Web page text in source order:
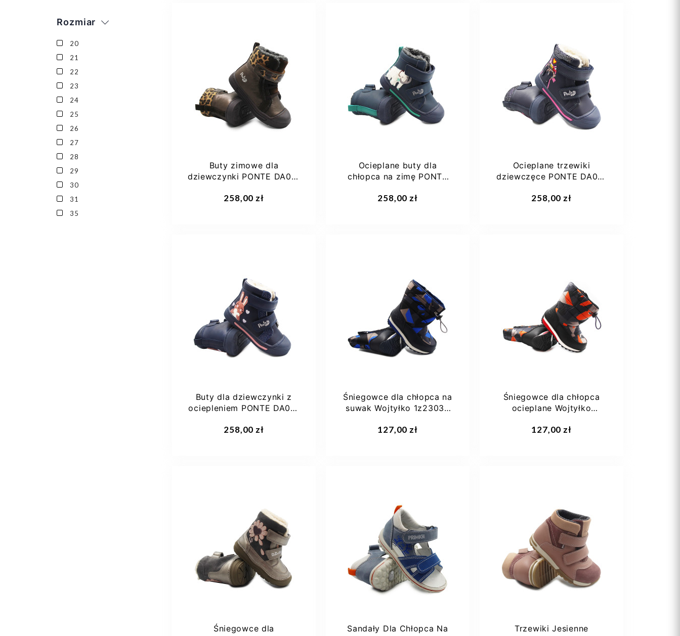
Rozmiar
20
21
22
23
24
25
26
27
28
29
30
31
35
35 27 28 29
22
25
Buty zimowe dla
dziewczynki PONTE DA07-
258,00 zł
23 24
26
Ocieplane buty dla
chłopca na zimę PONTE
258,00 zł
22
Ocieplane trzewiki
dziewczęce PONTE DA07-
258,00 zł
23 24
Buty dla dziewczynki z
ociepleniem PONTE DA07-
258,00 zł
22
Śniegowce dla chłopca na
suwak Wojtyłko 1z23033
127,00 zł
24 25
27
+2
Śniegowce dla chłopca
ocieplane Wojtyłko
127,00 zł
24 25
27
+2
Śniegowce dla
Sandały Dla Chłopca Na
Trzewiki Jesienne